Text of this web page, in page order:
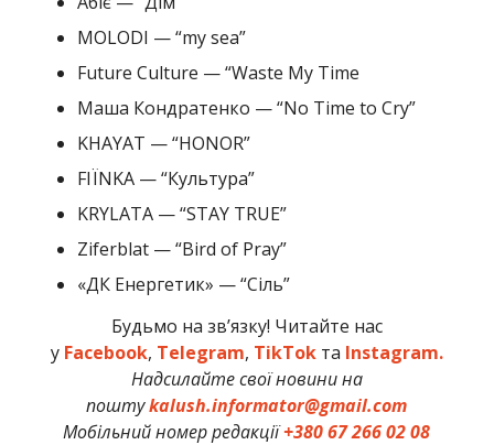
MOLODI — “my sea”
Future Culture — “Waste My Time
Маша Кондратенко — “No Time to Cry”
KHAYAT — “HONOR”
FIЇNKA — “Культура”
KRYLATA — “STAY TRUE”
Ziferblat — “Bird of Pray”
«ДК Енергетик» — “Сіль”
Будьмо на зв’язку! Читайте нас
у Facebook, Telegram, TikTokта Instagram.
Надсилайте свої новини на
поштуkalush.informator@gmail.com
Мобільний номер редакції+380 67 266 02 08